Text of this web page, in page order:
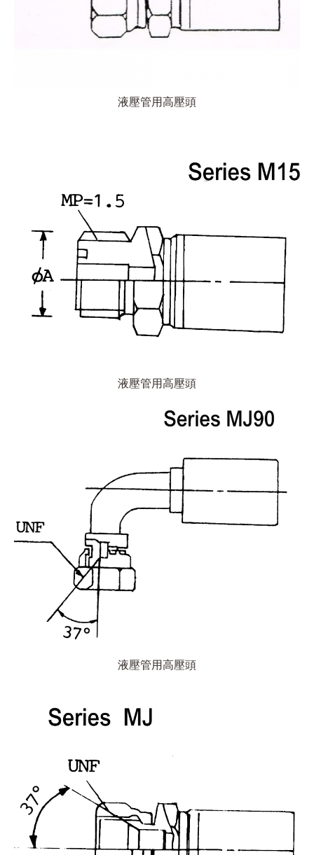
液壓管用高壓頭
液壓管用高壓頭
液壓管用高壓頭